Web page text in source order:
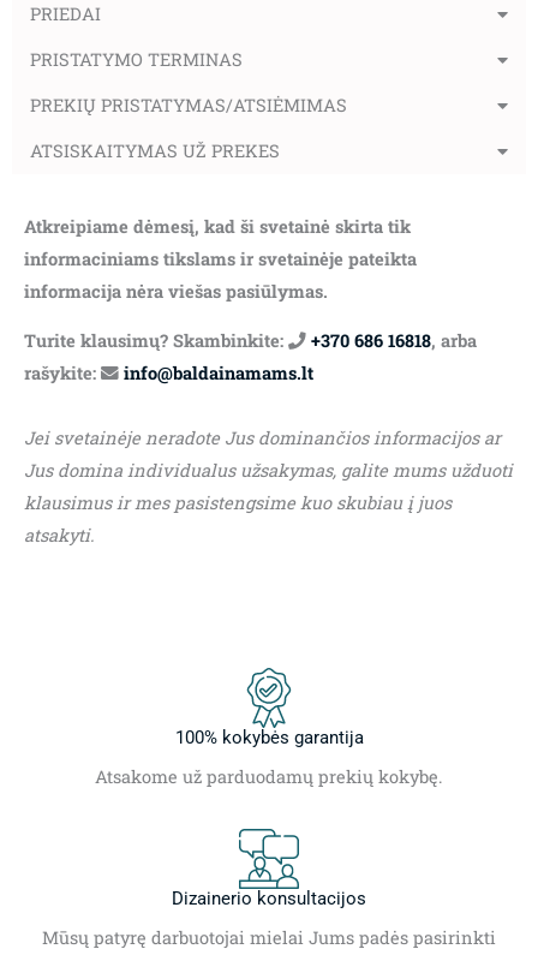
PRIEDAI
PRISTATYMO TERMINAS
PREKIŲ PRISTATYMAS/ATSIĖMIMAS
ATSISKAITYMAS UŽ PREKES
Atkreipiame dėmesį, kad ši svetainė skirta tik
informaciniams tikslams ir svetainėje pateikta
informacija nėra viešas pasiūlymas.
Turite klausimų? Skambinkite: +370 686 16818, arba
rašykite:
info@baldainamams.lt
Jei svetainėje neradote Jus dominančios informacijos ar
Jus domina individualus užsakymas, galite mums užduoti
klausimus ir mes pasistengsime kuo skubiau į juos
atsakyti.
100% kokybės garantija
Atsakome už parduodamų prekių kokybę.
Dizainerio konsultacijos
Mūsų patyrę darbuotojai mielai Jums padės pasirinkti